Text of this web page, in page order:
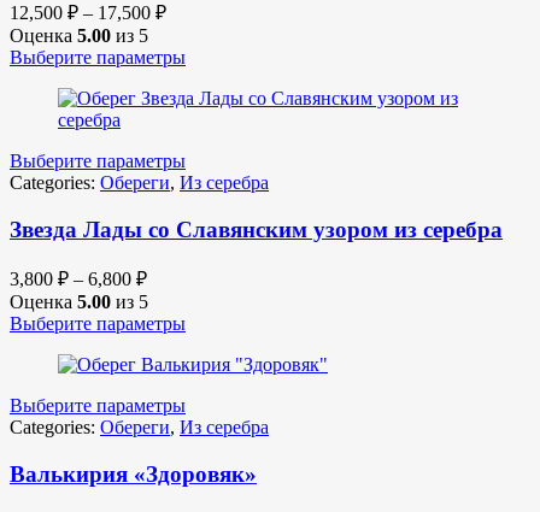
12,500 ₽ – 17,500 ₽
Оценка 5.00 из 5
Выберите параметры
Выберите параметры
Categories: Обереги, Из серебра
Звезда Лады со Славянским узором из серебра
3,800 ₽ – 6,800 ₽
Оценка 5.00 из 5
Выберите параметры
Выберите параметры
Categories: Обереги, Из серебра
Валькирия «Здоровяк»